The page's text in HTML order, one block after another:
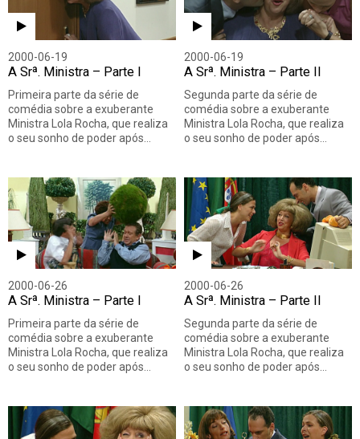
2000-06-19
A Srª. Ministra – Parte I
Primeira parte da série de
comédia sobre a exuberante
Ministra Lola Rocha, que realiza
o seu sonho de poder após…
2000-06-19
A Srª. Ministra – Parte II
Segunda parte da série de
comédia sobre a exuberante
Ministra Lola Rocha, que realiza
o seu sonho de poder após…
2000-06-26
A Srª. Ministra – Parte I
Primeira parte da série de
comédia sobre a exuberante
Ministra Lola Rocha, que realiza
o seu sonho de poder após…
2000-06-26
A Srª. Ministra – Parte II
Segunda parte da série de
comédia sobre a exuberante
Ministra Lola Rocha, que realiza
o seu sonho de poder após…